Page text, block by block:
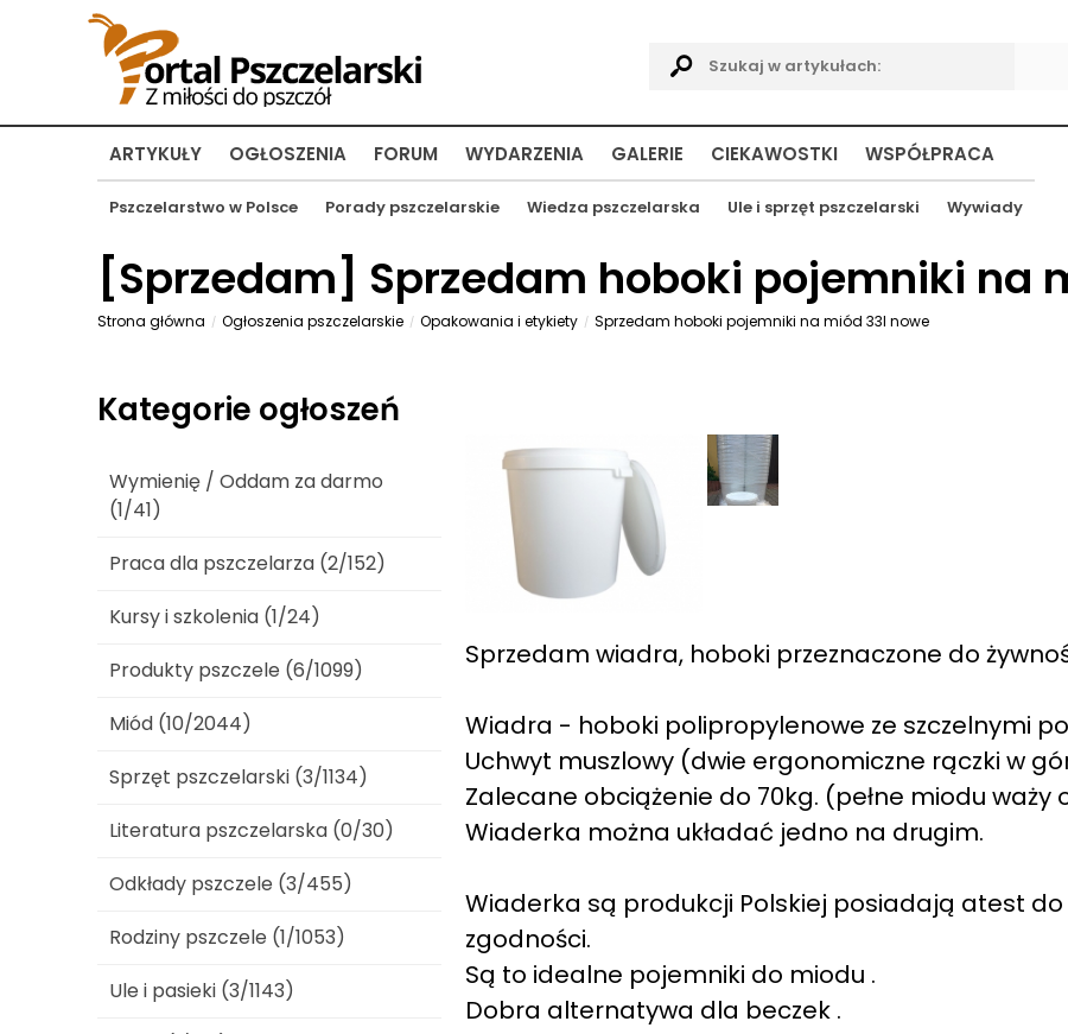
ARTYKUŁY
Pszczelarstwo w Polsce Porady pszczelarskie Wiedza pszczelarska Ule i sprzęt pszczelarski Wywiady
OGŁOSZENIA FORUM WYDARZENIA GALERIE CIEKAWOSTKI WSPÓŁPRACA
[Sprzedam] Sprzedam hoboki pojemniki na
Strona główna Ogłoszenia pszczelarskie Opakowania i etykiety Sprzedam hoboki pojemniki na miód 33l nowe
Sprzedam wiadra, hoboki przeznaczone do
Wiadra - hoboki polipropylenowe ze szczelnymi
Uchwyt muszlowy (dwie ergonomiczne rączki w
Zalecane obciążenie do 70kg. (pełne miodu waży
Wiaderka można układać jedno na drugim.
Wiaderka są produkcji Polskiej posiadają atest
zgodności.
Są to idealne pojemniki do miodu .
Dobra alternatywa dla beczek .
Kategorie ogłoszeń
Wymienię / Oddam za darmo
(1/41)
Praca dla pszczelarza (2/152)
Kursy i szkolenia (1/24)
Produkty pszczele (6/1099)
Miód (10/2044)
Sprzęt pszczelarski (3/1134)
Literatura pszczelarska (0/30)
Odkłady pszczele (3/455)
Rodziny pszczele (1/1053)
Ule i pasieki (3/1143)